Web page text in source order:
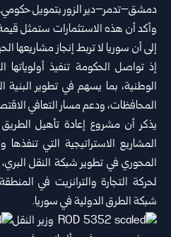
دمشق–تدمر–دير الزور بتمويل حكومي.
وأكد أن هذه الاستثمارات ستمثل
إلى أن سوريا لا تربط إنجاز مشاريعها
إذ تواصل الحكومة تنفيذ أولوياتها
الوطنية، بما يسهم في تطوير البنية
المحافظات، ودعم مسار التعافي
‏المشاريع الاستراتيجية التي تنفذها
المحوري في تطوير شبكة النقل
لحركة التجارة والترانزيت في
شبكة الطرق الدولية في سوريا.